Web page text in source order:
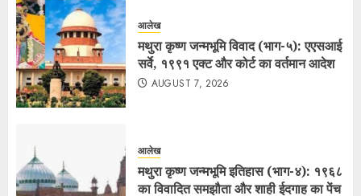
आलेख
मथुरा कृष्ण जन्मभूमि विवाद (भाग-५): एएसआई
सर्वे, १९९१ एक्ट और कोर्ट का वर्तमान आदेश
AUGUST 7, 2026
आलेख
मथुरा कृष्ण जन्मभूमि इतिहास (भाग-४): १९६८
का विवादित समझौता और शाही ईदगाह का पेंच